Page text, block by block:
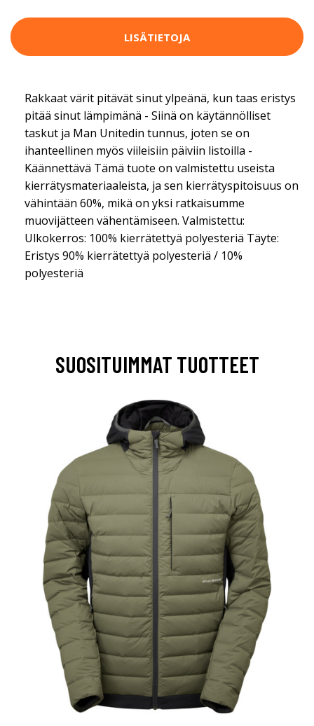
LISÄTIETOJA
Rakkaat värit pitävät sinut ylpeänä, kun taas eristys
pitää sinut lämpimänä - Siinä on käytännölliset
taskut ja Man Unitedin tunnus, joten se on
ihanteellinen myös viileisiin päiviin listoilla -
Käännettävä Tämä tuote on valmistettu useista
kierrätysmateriaaleista, ja sen kierrätyspitoisuus on
vähintään 60%, mikä on yksi ratkaisumme
muovijätteen vähentämiseen. Valmistettu:
Ulkokerros: 100% kierrätettyä polyesteriä Täyte:
Eristys 90% kierrätettyä polyesteriä / 10%
polyesteriä
SUOSITUIMMAT TUOTTEET